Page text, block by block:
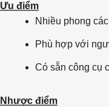
Ưu điểm
Nhiều phong
Phù hợp với
Có sẵn công cụ
Nhược điểm